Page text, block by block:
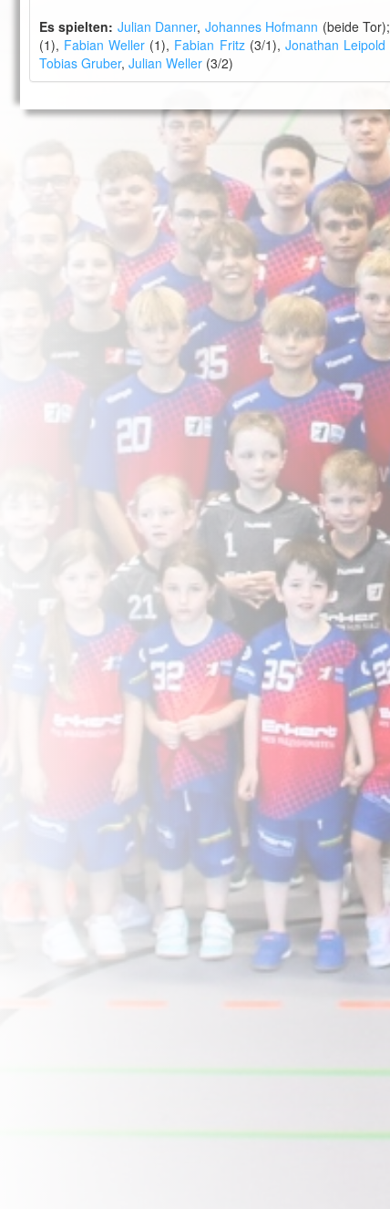
Es spielten: Julian Danner, Johannes Hofmann (beide Tor);
(1), Fabian Weller (1), Fabian Fritz(3/1), Jonathan Leipold
Tobias Gruber, Julian Weller (3/2)